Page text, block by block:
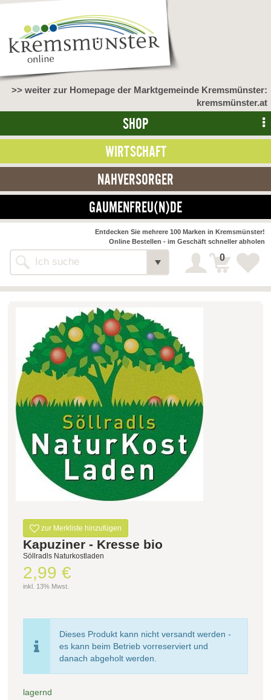
>> weiter zur Homepage der Marktgemeinde Kremsmünster:
kremsmünster.at
SHOP
WIRTSCHAFT
NAHVERSORGER
GAUMENFREU(N)DE
Alle Webseiten
Entdecken Sie mehrere 100 Marken in Kremsmünster!
Online Bestellen - im Geschäft schneller abholen
0
NAHVERSORGER
>> Bauernmarkt << Detail
Bäckerei-Konditorei-Café
Biohof Öllinger Detail
Fleischerei Hüthmayr Detail
Hofladen Hoffelner Detail
Kuglbauer - Familie Bischof
La Toscana Anita Wolf e.U. Detail
Söllradls Naturkostladen Detail
Stiftsgärtnerei Detail
Weinkellerei Stift
Kremsmünster
Detail
KATEGORIE
Filter zurücksetzen
zur Merkliste hinzufügen
Kapuziner - Kresse bio
Söllradls Naturkostladen
2,99 €
inkl. 13% Mwst.
Dieses Produkt kann nicht versandt werden -
es kann beim Betrieb vorreserviert und
danach abgeholt werden.
lagernd